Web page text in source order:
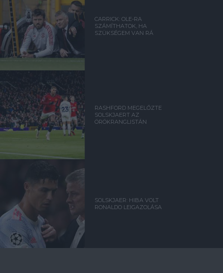
CARRICK: OLE-RA
SZÁMÍTHATOK, HA
SZÜKSÉGEM VAN RÁ
RASHFORD MEGELŐZTE
SOLSKJAERT AZ
ÖRÖKRANGLISTÁN
SOLSKJAER: HIBA VOLT
RONALDO LEIGAZOLÁSA